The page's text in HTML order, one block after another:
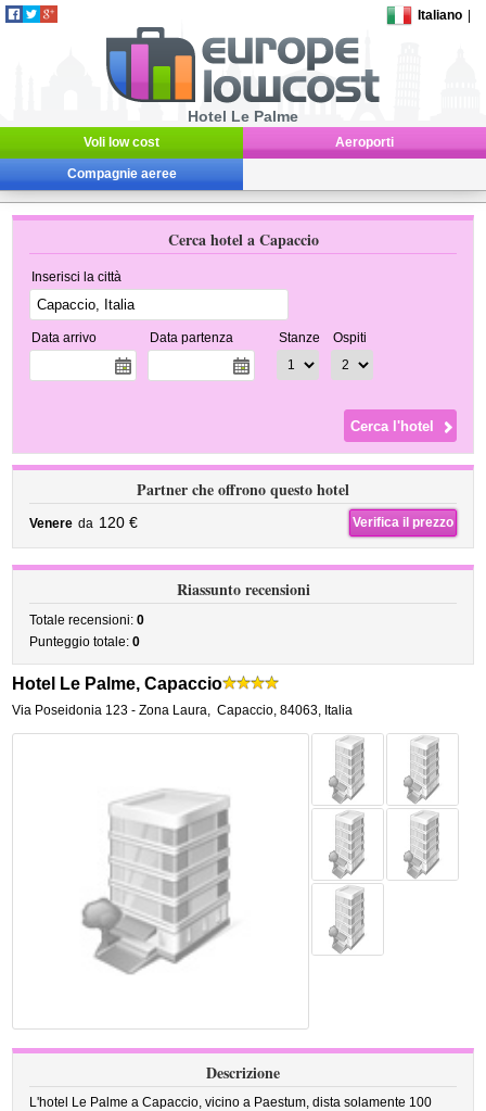
Italiano
Hotel Le Palme
Voli low cost Aeroporti
Compagnie aeree
Cerca hotel a Capaccio
Inserisci la città
Data arrivo Data partenza Stanze Ospiti
Partner che offrono questo hotel
Venere da 120 € Verifica il prezzo
Riassunto recensioni
Totale recensioni:0
Punteggio totale:0
Hotel Le Palme, Capaccio
Via Poseidonia 123 - Zona Laura, Capaccio,84063, Italia
Descrizione
L'hotel Le Palme a Capaccio, vicino a Paestum, dista solamente 100